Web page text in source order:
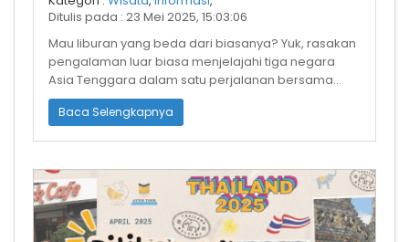
Ditulis pada : 23 Mei 2025, 15:03:06
Mau liburan yang beda dari biasanya? Yuk, rasakan
pengalaman luar biasa menjelajahi tiga negara
Asia Tenggara dalam satu perjalanan bersama
Attin Tour Group! Program 7 hari 6
Baca Selengkapnya